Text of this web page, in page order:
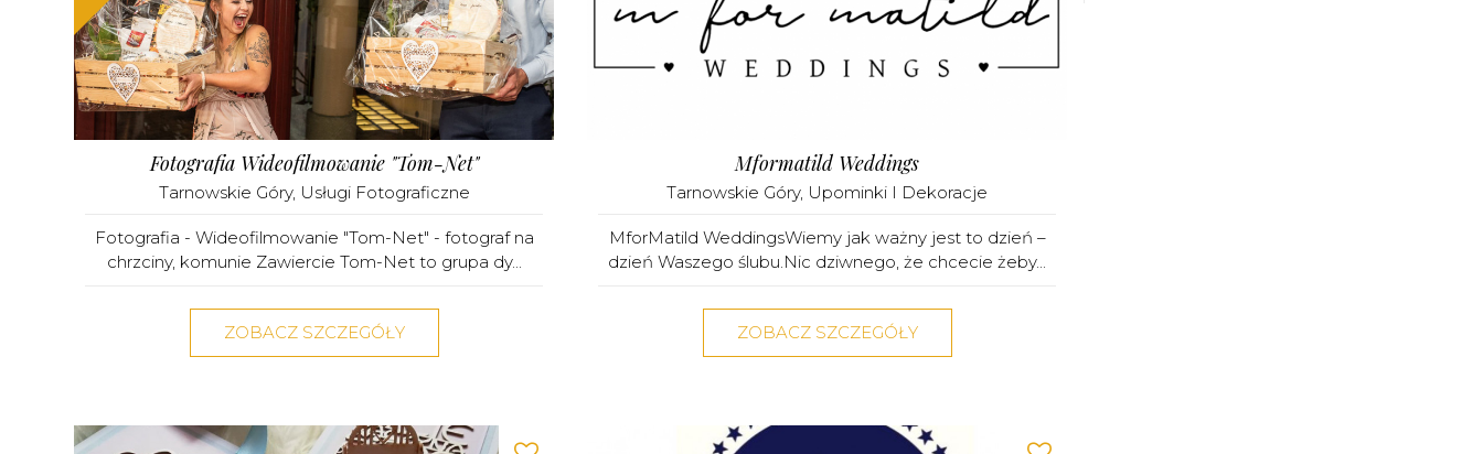
Fotografia Wideofilmowanie "Tom-Net"
Tarnowskie Góry, Usługi Fotograficzne
Fotografia - Wideofilmowanie "Tom-Net" - fotograf na
chrzciny, komunie Zawiercie Tom-Net to grupa dy...
ZOBACZ SZCZEGÓŁY
Mformatild Weddings
Tarnowskie Góry, Upominki I Dekoracje
MforMatild WeddingsWiemy jak ważny jest to dzień –
dzień Waszego ślubu.Nic dziwnego, że chcecie żeby...
ZOBACZ SZCZEGÓŁY